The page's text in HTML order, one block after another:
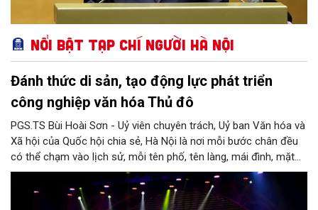
Nổi bật Tạp chí Người Hà Nội
Đánh thức di sản, tạo động lực phát triển
công nghiệp văn hóa Thủ đô
PGS.TS Bùi Hoài Sơn - Uỷ viên chuyên trách, Uỷ ban Văn hóa và
Xã hội của Quốc hội chia sẻ, Hà Nội là nơi mỗi bước chân đều
có thể chạm vào lịch sử, mỗi tên phố, tên làng, mái đình, mặt
hồ, nếp nhà, câu hát, món ăn, làn điệu, nghề thủ công đều có
thể kể một câu chuyện về chiều sâu văn hiến của dân tộc.
Nhưng trong kỷ nguyên mới, câu hỏi đặt ra không chỉ Hà Nội có